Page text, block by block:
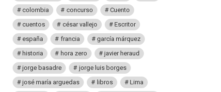
colombia
concurso
Cuento
cuentos
césar vallejo
Escritor
españa
francia
garcía márquez
historia
hora zero
javier heraud
jorge basadre
jorge luis borges
josé maría arguedas
libros
Lima